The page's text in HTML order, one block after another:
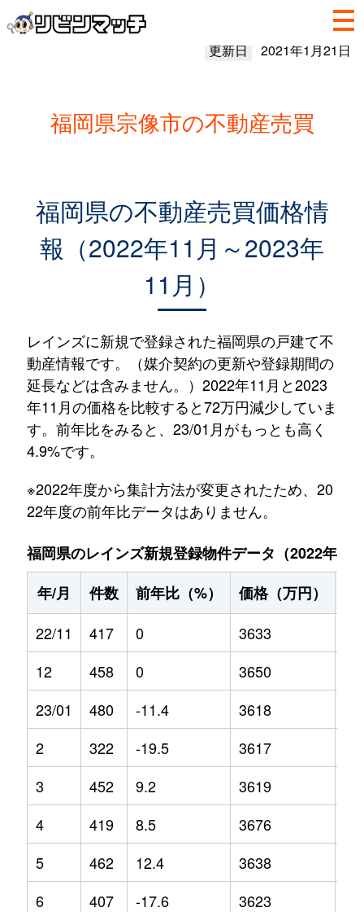
更新日 2021年1月21日
福岡県宗像市の不動産売買
福岡県の不動産売買価格情
報（2022年11月～2023年
11月）
レインズに新規で登録された福岡県の戸建て不
動産情報です。（媒介契約の更新や登録期間の
延長などは含みません。）2022年11月と2023
年11月の価格を比較すると72万円減少していま
す。前年比をみると、23/01月がもっとも高く
4.9%です。
※2022年度から集計方法が変更されたため、20
22年度の前年比データはありません。
福岡県のレインズ新規登録物件データ（2022年11
年/月
件数 前年比（%） 価格（万円）
22/11
417 0 3633
12
458 0 3650
23/01
480 -11.4 3618
2
322 -19.5 3617
3
452 9.2 3619
4
419 8.5 3676
5
462 12.4 3638
6
407 -17.6 3623